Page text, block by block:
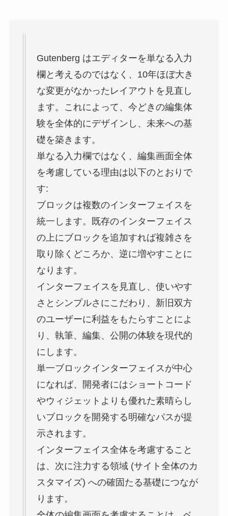
Gutenberg はエディターを単なる入力
欄と考えるのではなく、10年ほぼ大き
な変更がなかったレイアウトを見直し
ます。これによって、今どきの編集体
験を全体的にデザインし、未来への基
礎を築きます。
単なる入力欄ではなく、編集画面全体
を考慮している理由は以下のとおりで
す:
ブロックは複数のインターフェイスを
統一します。既存のインターフェイス
の上にブロックを追加すれば複雑さを
取り除くどころか、逆に増やすことに
なります。
インターフェイスを見直し、使いやす
さとシンプルさにこだわり、新旧双方
のユーザーに利益をもたらすことによ
り、執筆、編集、公開の体験を現代的
にします。
単一ブロックインターフェイスが中心
になれば、開発者にはショートコード
やウィジェットよりも優れた素晴らし
いブロックを開発する明確なパスが提
示されます。
インターフェイス全体を考慮すること
は、次に注力する領域 (サイト全体のカ
スタマイズ) への確固たる基礎につなが
ります。